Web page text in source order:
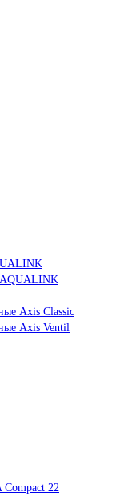
AQUALINK
Axis Classic
Axis Ventil
Compact 22